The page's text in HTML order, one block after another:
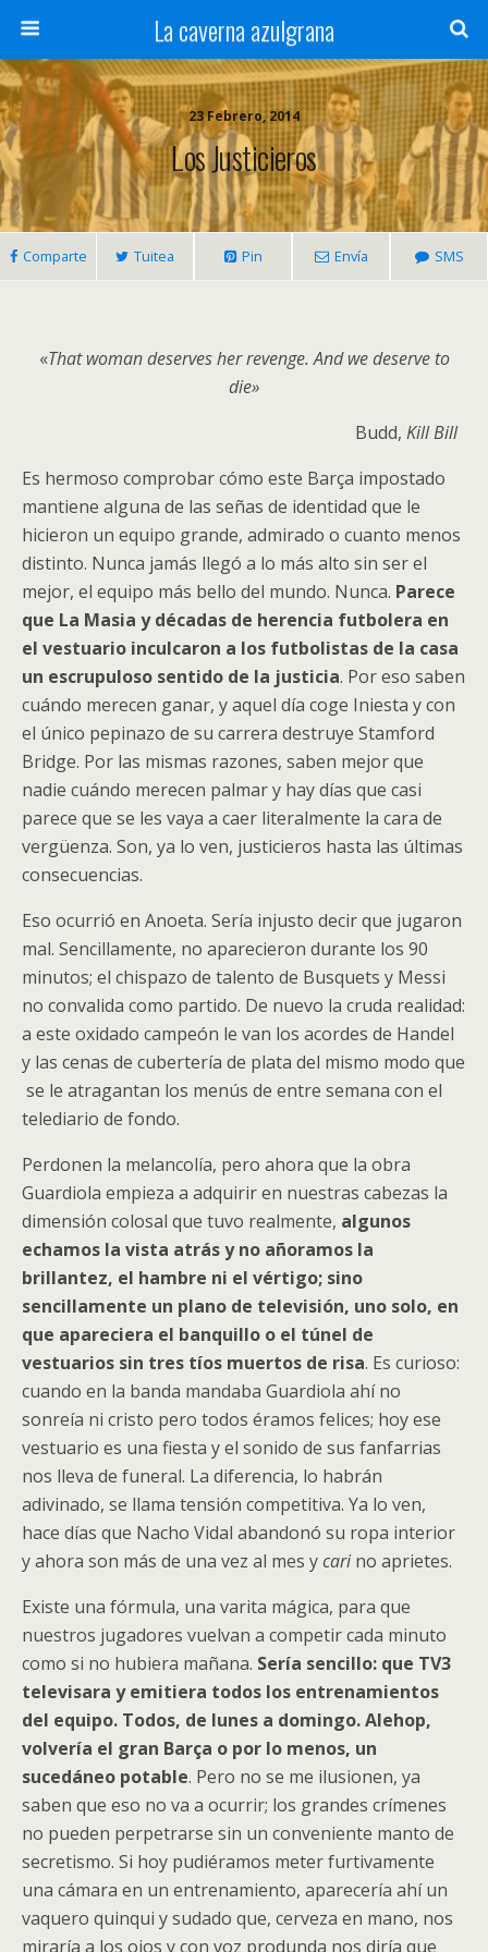
La caverna azulgrana
23 Febrero, 2014
Los Justicieros
Comparte Tuitea Pin Envía SMS
«That woman deserves her revenge. And we deserve to
die»
Budd, Kill Bill
Es hermoso comprobar cómo este Barça impostado
mantiene alguna de las señas de identidad que le
hicieron un equipo grande, admirado o cuanto menos
distinto. Nunca jamás llegó a lo más alto sin ser el
mejor, el equipo más bello del mundo. Nunca. Parece
que La Masia y décadas de herencia futbolera en
el vestuario inculcaron a los futbolistas de la casa
un escrupuloso sentido de la justicia. Por eso saben
cuándo merecen ganar, y aquel día coge Iniesta y con
el único pepinazo de su carrera destruye Stamford
Bridge. Por las mismas razones, saben mejor que
nadie cuándo merecen palmar y hay días que casi
parece que se les vaya a caer literalmente la cara de
vergüenza. Son, ya lo ven, justicieros hasta las últimas
consecuencias.
Eso ocurrió en Anoeta. Sería injusto decir que jugaron
mal. Sencillamente, no aparecieron durante los 90
minutos; el chispazo de talento de Busquets y Messi
no convalida como partido. De nuevo la cruda realidad:
a este oxidado campeón le van los acordes de Handel
y las cenas de cubertería de plata del mismo modo que
se le atragantan los menús de entre semana con el
telediario de fondo.
Perdonen la melancolía, pero ahora que la obra
Guardiola empieza a adquirir en nuestras cabezas la
dimensión colosal que tuvo realmente, algunos
echamos la vista atrás y no añoramos la
brillantez, el hambre ni el vértigo; sino
sencillamente un plano de televisión, uno solo, en
que apareciera el banquillo o el túnel de
vestuarios sin tres tíos muertos de risa. Es curioso:
cuando en la banda mandaba Guardiola ahí no
sonreía ni cristo pero todos éramos felices; hoy ese
vestuario es una fiesta y el sonido de sus fanfarrias
nos lleva de funeral. La diferencia, lo habrán
adivinado, se llama tensión competitiva. Ya lo ven,
hace días que Nacho Vidal abandonó su ropa interior
y ahora son más de una vez al mes ycarino aprietes.
Existe una fórmula, una varita mágica, para que
nuestros jugadores vuelvan a competir cada minuto
como si no hubiera mañana. Sería sencillo: que TV3
televisara y emitiera todos los entrenamientos
del equipo. Todos, de lunes a domingo. Alehop,
volvería el gran Barça o por lo menos, un
sucedáneo potable. Pero no se me ilusionen, ya
saben que eso no va a ocurrir; los grandes crímenes
no pueden perpetrarse sin un conveniente manto de
secretismo. Si hoy pudiéramos meter furtivamente
una cámara en un entrenamiento, aparecería ahí un
vaquero quinqui y sudado que, cerveza en mano, nos
miraría a los ojos y con voz produnda nos diría que